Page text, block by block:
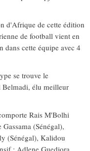
d'Afrique de cette édition
de football vient en
dans cette équipe avec 4
se trouve le
Belmadi, élu meilleur
Rais M'Bolhi
(Sénégal),
(Sénégal), Kalidou
; Adlene Guediora